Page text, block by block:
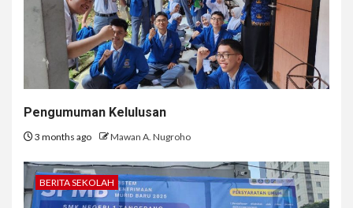
Pengumuman Kelulusan
3 months ago Mawan A. Nugroho
BERITA SEKOLAH